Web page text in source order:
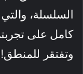
السلسلة،
كامل على
وتفتقر